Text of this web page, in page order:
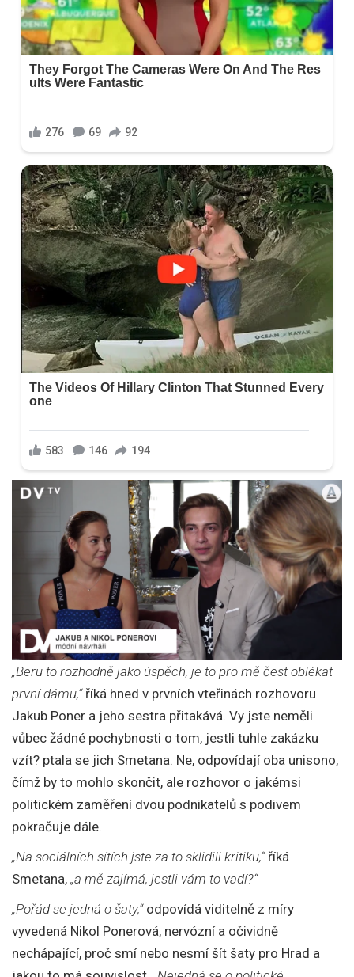
„Beru to rozhodně jako úspěch, je to pro mě čest oblékat
první dámu,“ říká hned v prvních vteřinách rozhovoru
Jakub Poner a jeho sestra přitakává. Vy jste neměli
vůbec žádné pochybnosti o tom, jestli tuhle zakázku
vzít? ptala se jich Smetana. Ne, odpovídají oba unisono,
čímž by to mohlo skončit, ale rozhovor o jakémsi
politickém zaměření dvou podnikatelů s podivem
pokračuje dále.
„Na sociálních sítích jste za to sklidili kritiku,“ říká
Smetana, „a mě zajímá, jestli vám to vadí?“
„Pořád se jedná o šaty,“odpovídá viditelně z míry
vyvedená Nikol Ponerová, nervózní a očividně
nechápající, proč smí nebo nesmí šít šaty pro Hrad a